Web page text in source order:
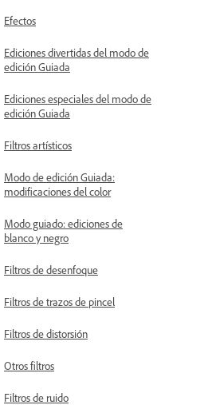
Efectos
Ediciones divertidas del modo de
edición Guiada
Ediciones especiales del modo de
edición Guiada
Filtros artísticos
Modo de edición Guiada:
modificaciones del color
Modo guiado: ediciones de
blanco y negro
Filtros de desenfoque
Filtros de trazos de pincel
Filtros de distorsión
Otros filtros
Filtros de ruido